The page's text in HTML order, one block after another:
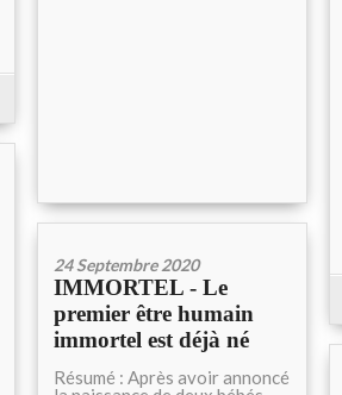
24 Septembre 2020
IMMORTEL - Le
premier être humain
immortel est déjà né
Résumé : Après avoir annoncé